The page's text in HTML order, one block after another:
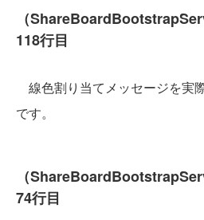
（
118行目
線色割り当てメッセージを実
です。
（
74行目